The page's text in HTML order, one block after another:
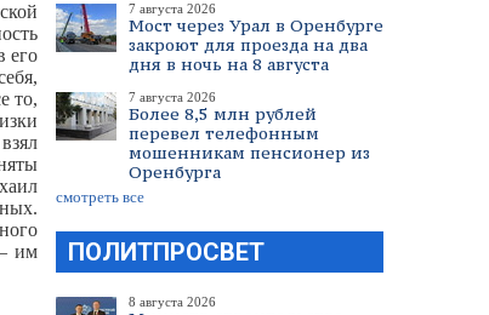
7 августа 2026
Мост через Урал в Оренбурге
закроют для проезда на два
дня в ночь на 8 августа
7 августа 2026
Более 8,5 млн рублей
перевел телефонным
мошенникам пенсионер из
Оренбурга
смотреть все
ПОЛИТПРОСВЕТ
8 августа 2026
его
то,
им